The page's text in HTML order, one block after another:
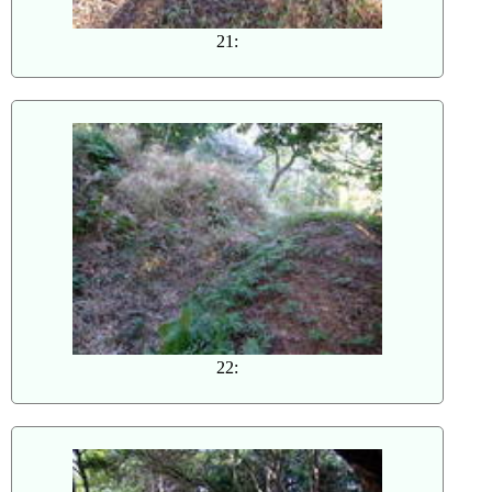
21:
22: